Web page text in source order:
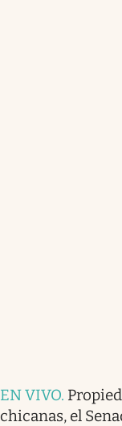
EN VIVO.
chicanas, el